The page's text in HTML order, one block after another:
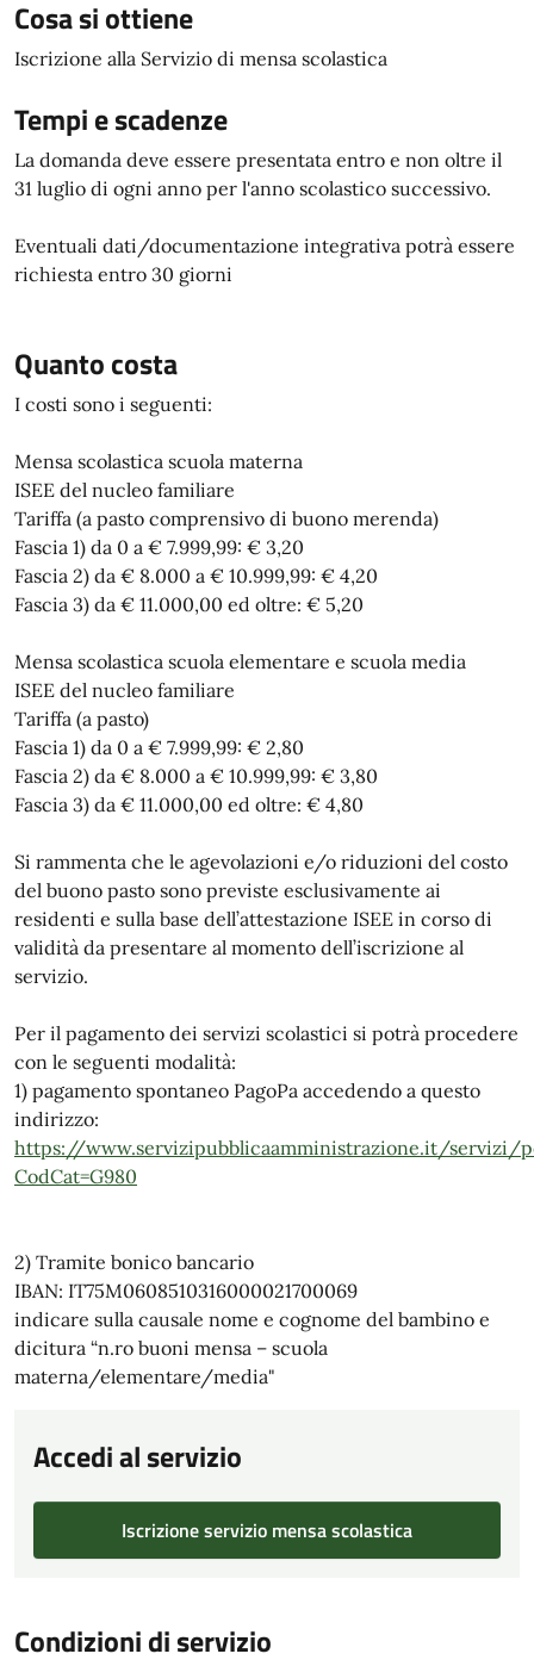
Cosa si ottiene
Iscrizione alla Servizio di mensa scolastica
Tempi e scadenze
La domanda deve essere presentata entro e non oltre il
31 luglio di ogni anno per l'anno scolastico successivo.
Eventuali dati/documentazione integrativa potrà essere
richiesta entro 30 giorni
Quanto costa
I costi sono i seguenti:
Mensa scolastica scuola materna
ISEE del nucleo familiare
Tariffa (a pasto comprensivo di buono merenda)
Fascia 1) da 0 a € 7.999,99: € 3,20
Fascia 2) da € 8.000 a € 10.999,99: € 4,20
Fascia 3) da € 11.000,00 ed oltre: € 5,20
Mensa scolastica scuola elementare e scuola media
ISEE del nucleo familiare
Tariffa (a pasto)
Fascia 1) da 0 a € 7.999,99: € 2,80
Fascia 2) da € 8.000 a € 10.999,99: € 3,80
Fascia 3) da € 11.000,00 ed oltre: € 4,80
Si rammenta che le agevolazioni e/o riduzioni del costo
del buono pasto sono previste esclusivamente ai
residenti e sulla base dell’attestazione ISEE in corso di
validità da presentare al momento dell’iscrizione al
servizio.
Per il pagamento dei servizi scolastici si potrà procedere
con le seguenti modalità:
1) pagamento spontaneo PagoPa accedendo a questo
indirizzo:
https://www.servizipubblicaamministrazione.it/servizi/
CodCat=G980
2) Tramite bonico bancario
IBAN: IT75M0608510316000021700069
indicare sulla causale nome e cognome del bambino e
dicitura “n.ro buoni mensa – scuola
materna/elementare/media"
Accedi al servizio
Iscrizione servizio mensa scolastica
Condizioni di servizio